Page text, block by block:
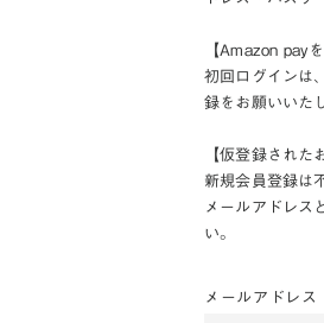
【Amazon pay
初回ログインは
録をお願いいた
【仮登録された
新規会員登録は
メールアドレス
い。
メールアドレス